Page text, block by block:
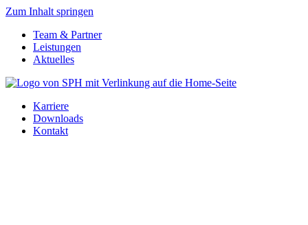
Zum Inhalt springen
Team & Partner
Leistungen
Aktuelles
Karriere
Downloads
Kontakt